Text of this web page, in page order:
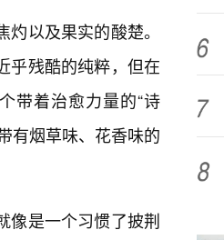
以及果实的酸楚。
乎残酷的纯粹，但在
带着治愈力量的“诗
有烟草味、花香味的
像是一个习惯了披荆